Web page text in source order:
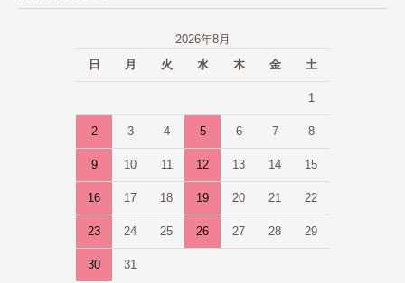
2026年8月
日
月 火 水 木 金 土
1
2 3 4 5 6 7 8
9 10 11 12 13 14 15
16 17 18 19 20 21 22
23 24 25 26 27 28 29
30 31